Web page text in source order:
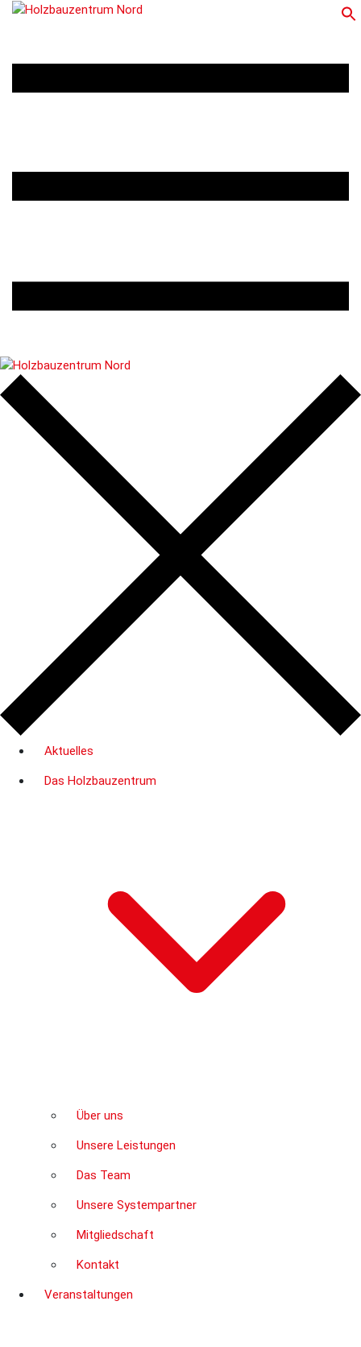
Aktuelles
Das Holzbauzentrum
Über uns
Unsere Leistungen
Das Team
Unsere Systempartner
Mitgliedschaft
Kontakt
Veranstaltungen